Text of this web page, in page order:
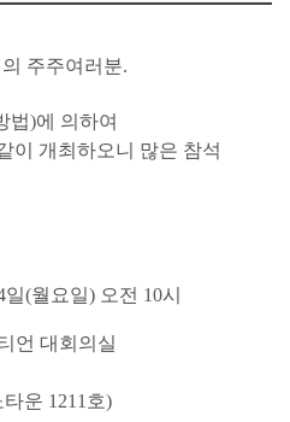
주주여러분.
법)에 의하여
이 개최하오니 많은 참석
일(월요일) 오전 10시
언 대회의실
타운 1211 호)